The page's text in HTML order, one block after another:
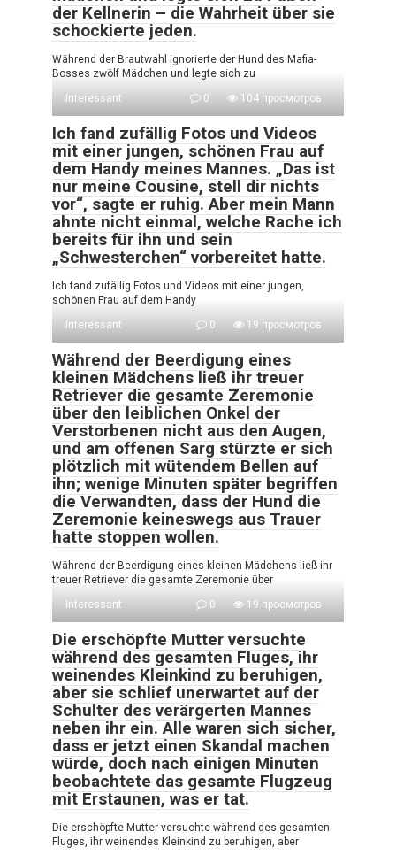
der Kellnerin – die Wahrheit über sie
schockierte jeden.
Während der Brautwahl ignorierte der Hund des Mafia-
Bosses zwölf Mädchen und legte sich zu
Interessant
0 104 просмотров
Ich fand zufällig Fotos und Videos
mit einer jungen, schönen Frau auf
dem Handy meines Mannes. „Das ist
nur meine Cousine, stell dir nichts
vor“, sagte er ruhig. Aber mein Mann
ahnte nicht einmal, welche Rache ich
bereits für ihn und sein
„Schwesterchen“ vorbereitet hatte.
Ich fand zufällig Fotos und Videos mit einer jungen,
schönen Frau auf dem Handy
Interessant
0 19 просмотров
Während der Beerdigung eines
kleinen Mädchens ließ ihr treuer
Retriever die gesamte Zeremonie
über den leiblichen Onkel der
Verstorbenen nicht aus den Augen,
und am offenen Sarg stürzte er sich
plötzlich mit wütendem Bellen auf
ihn; wenige Minuten später begriffen
die Verwandten, dass der Hund die
Zeremonie keineswegs aus Trauer
hatte stoppen wollen.
Während der Beerdigung eines kleinen Mädchens ließ ihr
treuer Retriever die gesamte Zeremonie über
Interessant
0 19 просмотров
Die erschöpfte Mutter versuchte
während des gesamten Fluges, ihr
weinendes Kleinkind zu beruhigen,
aber sie schlief unerwartet auf der
Schulter des verärgerten Mannes
neben ihr ein. Alle waren sich sicher,
dass er jetzt einen Skandal machen
würde, doch nach einigen Minuten
beobachtete das gesamte Flugzeug
mit Erstaunen, was er tat.
Die erschöpfte Mutter versuchte während des gesamten
Fluges, ihr weinendes Kleinkind zu beruhigen, aber